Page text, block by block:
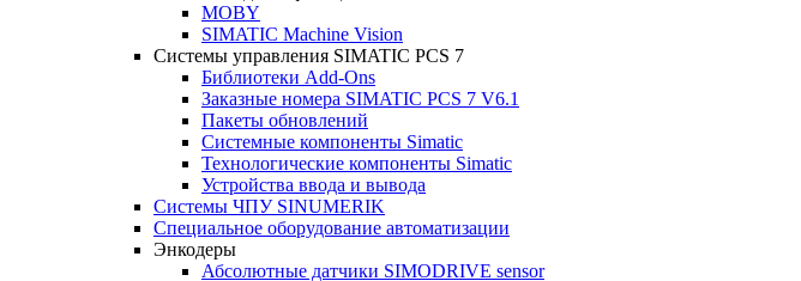
MOBY
SIMATIC Machine Vision
Системы управления SIMATIC PCS 7
Библиотеки Add-Ons
Заказные номера SIMATIC PCS 7 V6.1
Пакеты обновлений
Системные компоненты Simatic
Технологические компоненты Simatic
Устройства ввода и вывода
Системы ЧПУ SINUMERIK
Специальное оборудование автоматизации
Энкодеры
Абсолютные датчики SIMODRIVE sensor